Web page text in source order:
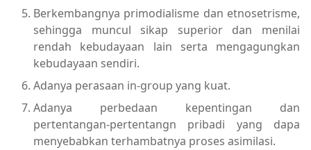
Berkembangnya primodialisme dan etnosetrisme,
sehingga muncul sikap superior dan menilai
rendah kebudayaan lain serta mengagungkan
kebudayaan sendiri.
Adanya perasaan in-group yang kuat.
Adanya perbedaan kepentingan dan
pertentangan-pertentangn pribadi yang dapa
menyebabkan terhambatnya proses asimilasi.